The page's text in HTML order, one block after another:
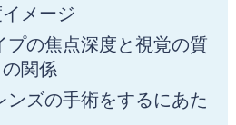
メージ
プの焦点深度と視覚の質
の関係
ンズの手術をするにあた